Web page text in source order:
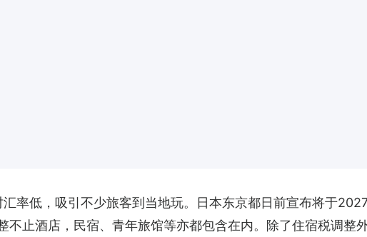
率低，吸引不少旅客到当地玩。日本东京都日前宣布将于
止酒店，民宿、青年旅馆等亦都包含在内。除了住宿税调整外